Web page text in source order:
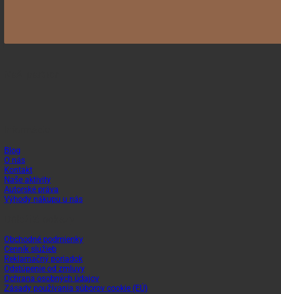
Blog
O nás
Kontakt
Naše aktivity
Autorské práva
Výhody nákupu u nás
Obchodné podmienky
Cenník služieb
Reklamačný poriadok
Odstúpenie od zmluvy
Ochrana osobných údajov
Zásady používania súborov cookie (EÚ)